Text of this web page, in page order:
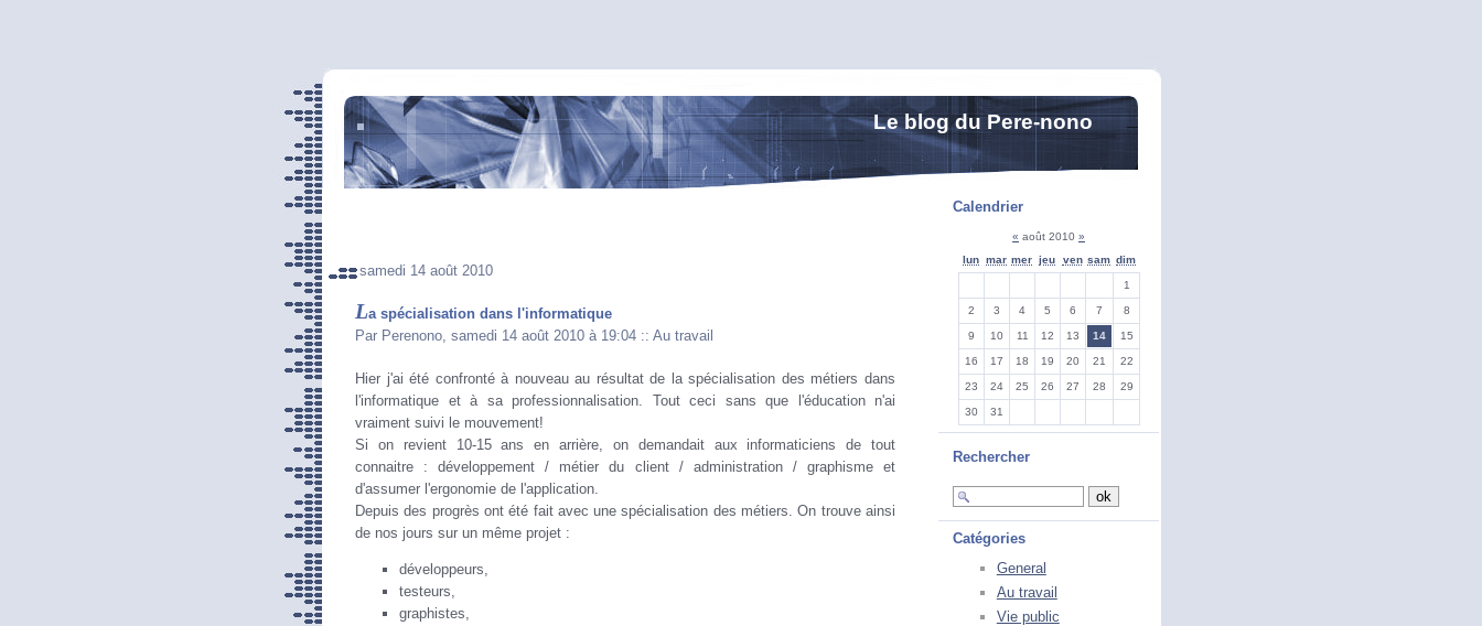
Le blog du Pere-nono
Calendrier
« août 2010 »
lun mar mer jeu ven sam dim
1
2 3 4 5 6 7 8
9 10 11 12 13 14 15
16 17 18 19 20 21 22
23 24 25 26 27 28 29
30 31
Rechercher
Catégories
General
Au travail
Vie public
samedi 14 août 2010
La spécialisation dans l'informatique
Par Perenono, samedi 14 août 2010 à 19:04 :: Au travail
Hier j'ai été confronté à nouveau au résultat de la spécialisation des métiers dans
l'informatique et à sa professionnalisation. Tout ceci sans que l'éducation n'ai
vraiment suivi le mouvement!
Si on revient 10-15 ans en arrière, on demandait aux informaticiens de tout
connaitre : développement / métier du client / administration / graphisme et
d'assumer l'ergonomie de l'application.
Depuis des progrès ont été fait avec une spécialisation des métiers. On trouve ainsi
de nos jours sur un même projet :
développeurs,
testeurs,
graphistes,